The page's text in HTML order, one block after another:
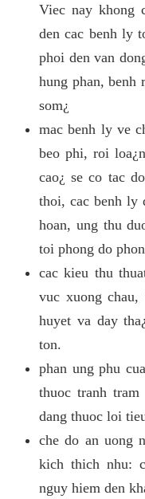
Viec nay khong
den cac benh ly
phoi den van
hung phan, benh
som¿
mac benh ly ve
beo phi, roi
cao¿ se co tac
thoi, cac benh ly
hoan, ung thu
toi phong do
cac kieu thu
vuc xuong chau,
huyet va day
ton.
phan ung phu
thuoc tranh
dang thuoc loi
che do an uong
kich thich nhu:
nguy hiem den